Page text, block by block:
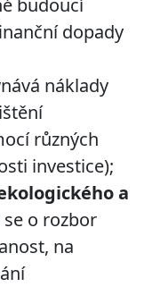
budoucí
dopady
náklady
různých
investice);
a
se o rozbor
na